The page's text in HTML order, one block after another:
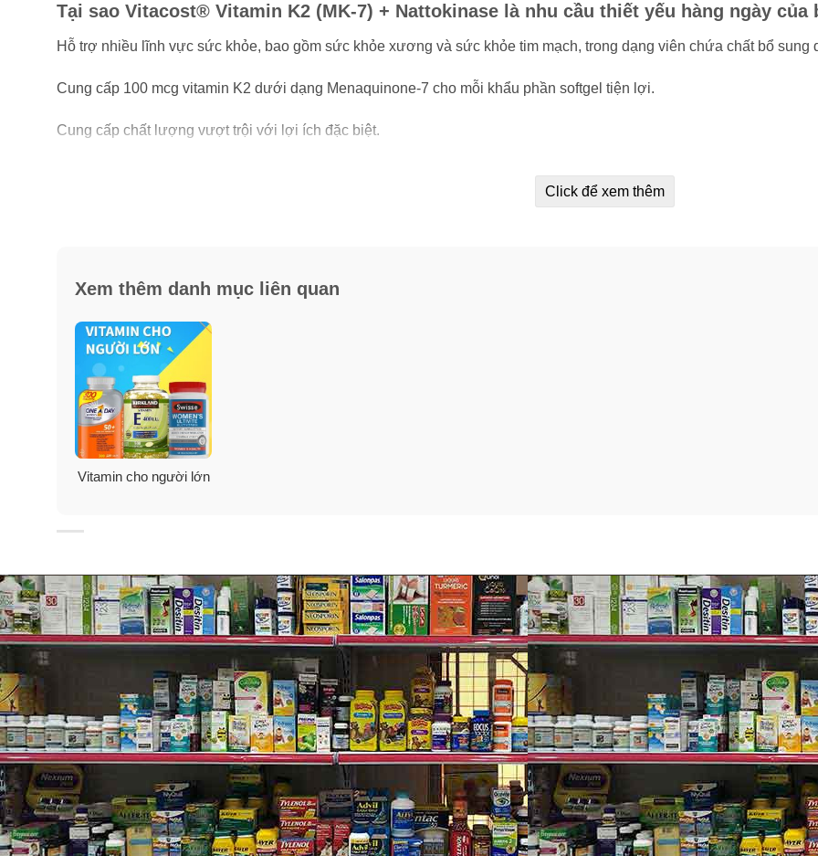
Tại sao Vitacost® Vitamin K2 (MK-7) + Nattokinase là nhu cầu thiết yếu hàng ngày của
Hỗ trợ nhiều lĩnh vực sức khỏe, bao gồm sức khỏe xương và sức khỏe tim mạch, trong dạng viên chứa chất bổ sung
Cung cấp 100 mcg vitamin K2 dưới dạng Menaquinone-7 cho mỗi khẩu phần softgel tiện lợi.
Cung cấp chất lượng vượt trội với lợi ích đặc biệt.
Thành phần viên uống bổ sung Vitamin K Vitacost Vitamin K2
Mỗi viên chứa:
Vitamin K (as Menaquinone-7 [MK-7]) 100 mcg.
Nattokinase (320 FU) 16 mg.
Thành phần khác: Dầu hoa anh thảo, gelatin, glycerin, sáp ong vàng, nước, lecithin đậu nành và màu caramel.
Chứa: Đậu nành.
Click để xem thêm
Xem thêm danh mục liên quan
Vitamin cho người lớn